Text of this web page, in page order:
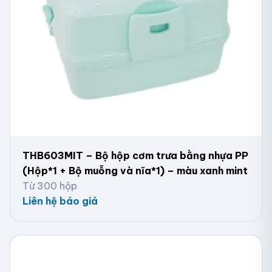
THB603MIT – Bộ hộp cơm trưa bằng nhựa PP
(Hộp*1 + Bộ muỗng và nĩa*1) – màu xanh mint
Từ 300 hộp
Liên hệ báo giá